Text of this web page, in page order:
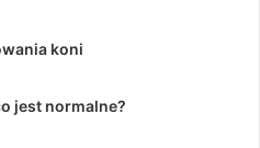
koni
jest normalne?